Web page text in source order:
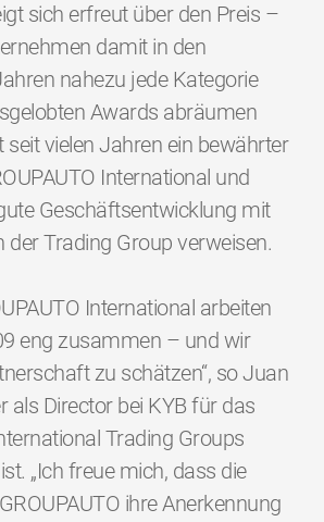
sich erfreut über den Preis –
damit in den
nahezu jede Kategorie
Awards abräumen
seit vielen Jahren ein bewährter
International und
Geschäftsentwicklung mit
der Trading Group verweisen.
International arbeiten
eng zusammen – und wir
zu schätzen“, so Juan
als Director bei KYB für das
Trading Groups
„Ich freue mich, dass die
ihre Anerkennung